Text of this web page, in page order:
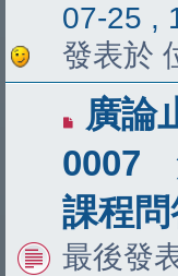
07-25 ,
發表於
有
新
文
章
廣論
0007
課程
最後發